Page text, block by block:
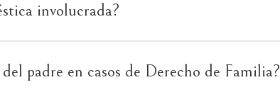
involucrada?
padre en casos de Derecho de Familia?